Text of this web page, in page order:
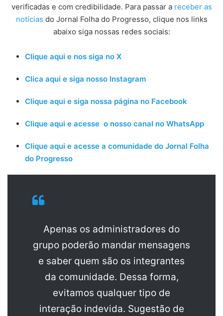
verificadas e com credibilidade. Para passar a receber as
notícias do Jornal Folha do Progresso, clique nos links
abaixo siga nossas redes sociais:
Clique aqui e nos siga no X
Clica aqui e siga nosso Instagram
Clique aqui e siga nossa página no Facebook
Clique aqui e acesse o nosso canal no WhatsApp
Clique aqui e acesse a comunidade do Jornal Folha
do Progresso
Apenas os administradores do
grupo poderão mandar mensagens
e saber quem são os integrantes
da comunidade. Dessa forma,
evitamos qualquer tipo de
interação indevida. Sugestão de